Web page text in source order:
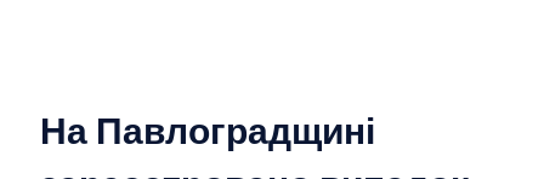
На Павлоградщині